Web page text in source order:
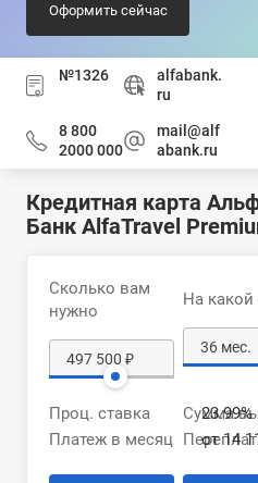
Оформить сейчас
№1326
alfabank.
ru
8 800
2000 000
mail@alf
abank.ru
Кредитная карта
Банк AlfaTravel
Сколько вам
нужно
На какой
Проц. ставка
Платеж в месяц
от 14
Сумма